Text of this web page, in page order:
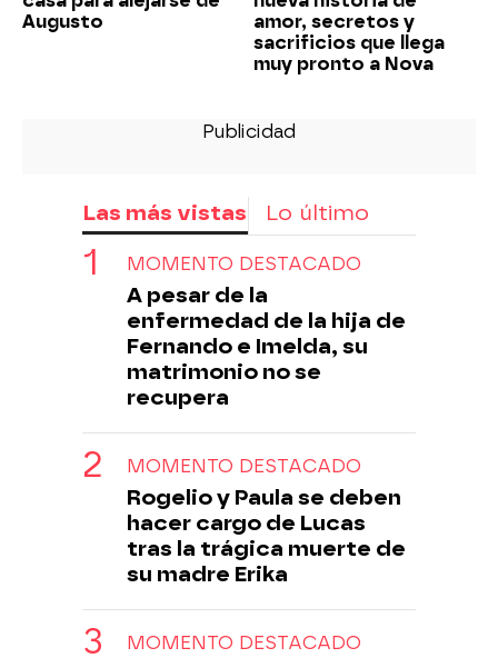
Augusto
amor, secretos y
sacrificios que llega
muy pronto a Nova
Las más vistas Lo último
MOMENTO DESTACADO
A pesar de la
enfermedad de la hija de
Fernando e Imelda, su
matrimonio no se
recupera
MOMENTO DESTACADO
Rogelio y Paula se deben
hacer cargo de Lucas
tras la trágica muerte de
su madre Erika
MOMENTO DESTACADO